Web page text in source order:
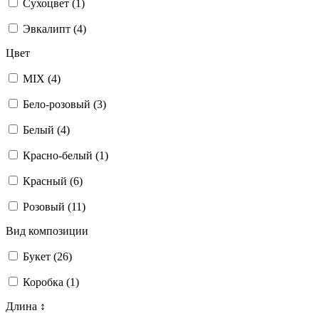
Сухоцвет (1 )
Эвкалипт (4)
Цвет
MIX (4)
Бело-розовый (3)
Белый (4)
Красно-белый (1)
Красный (6)
Розовый (11)
Вид композиции
Букет (26)
Коробка (1)
Длина ↕